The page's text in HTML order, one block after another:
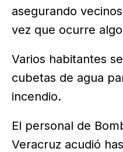
asegurando
vez que ocurre
Varios habitantes
cubetas de agua
incendio.
El personal de
Veracruz acudió